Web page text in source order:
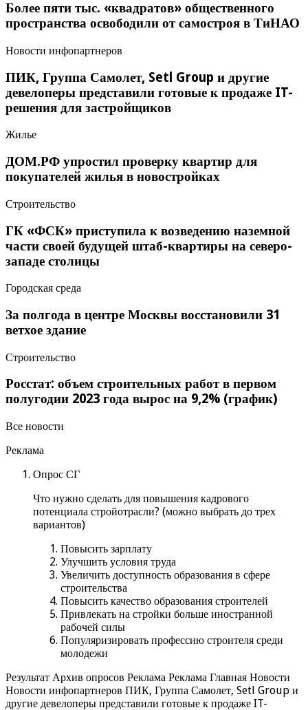
Более пяти тыс. «квадратов» общественного
пространства освободили от самостроя в ТиНАО
Новости инфопартнеров
ПИК, Группа Самолет, Setl Group и другие
девелоперы представили готовые к продаже IT-
решения для застройщиков
Жилье
ДОМ.РФ упростил проверку квартир для
покупателей жилья в новостройках
Строительство
ГК «ФСК» приступила к возведению наземной
части своей будущей штаб-квартиры на северо-
западе столицы
Городская среда
За полгода в центре Москвы восстановили 31
ветхое здание
Строительство
Росстат: объем строительных работ в первом
полугодии 2023 года вырос на 9,2% (график)
Все новости
Реклама
Опрос СГ
Что нужно сделать для повышения кадрового
потенциала стройотрасли? (можно выбрать до трех
вариантов)
Повысить зарплату
Улучшить условия труда
Увеличить доступность образования в сфере
строительства
Повысить качество образования строителей
Привлекать на стройки больше иностранной
рабочей силы
Популяризировать профессию строителя среди
молодежи
Результат Архив опросов Реклама Реклама Главная Новости
Новости инфопартнеров ПИК, Группа Самолет, Setl Group и
другие девелоперы представили готовые к продаже IT-